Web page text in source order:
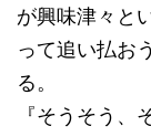
が興味津々と
って追い払お
る。
『そうそう、